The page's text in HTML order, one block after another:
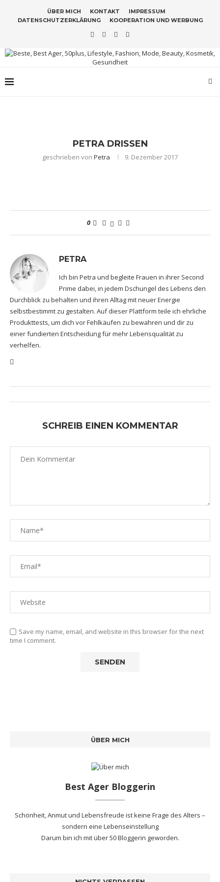
ÜBER MICH KONTAKT
IMPRESSUM
DATENSCHUTZERKLÄRUNG
KOOPERATION UND WERBUNG
PETRA DRISSEN
geschrieben von Petra 9. Dezember 2017
0
PETRA
Ich bin Petra und begleite Frauen in ihrer Second
Prime dabei, in jedem Dschungel des Lebens den
Durchblick zu behalten und ihren Alltag mit neuer Energie
selbstbestimmt zu gestalten. Auf dieser Plattform teile ich ehrliche
Produkttests, um dich vor Fehlkäufen zu bewahren und dir zu
einer fundierten Entscheidung für mehr Lebensqualität zu
verhelfen.
SCHREIB EINEN KOMMENTAR
Save my name, email, and website in this browser for the next
time I comment.
ÜBER MICH
Best Ager Bloggerin
Schönheit, Anmut und Lebensfreude ist keine Frage des Alters –
sondern eine Lebenseinstellung
Darum bin ich mitüber 50 Bloggerin geworden.